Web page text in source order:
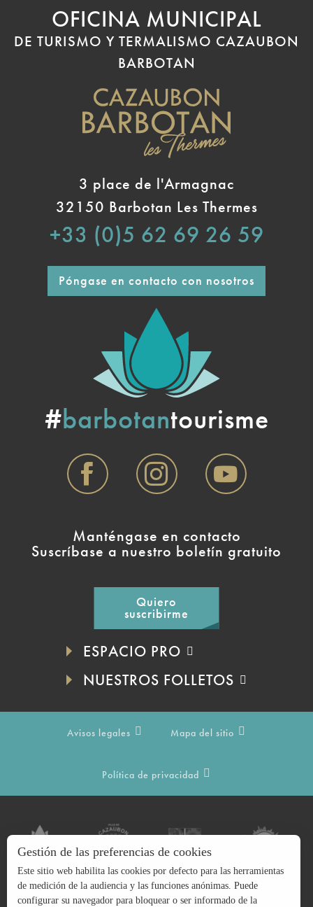
OFICINA MUNICIPAL
DE TURISMO Y TERMALISMO CAZAUBON
BARBOTAN
3 place de l'Armagnac
32150 Barbotan Les Thermes
+33 (0)5 62 69 26 59
Póngase en contacto con nosotros
#barbotantourisme
Manténgase en contacto
Suscríbase a nuestro boletín gratuito
Quiero
suscribirme
ESPACIO PRO
NUESTROS FOLLETOS
Avisos legales Mapa del sitio
Política de privacidad
Gestión de las preferencias de cookies
Este sitio web habilita las cookies por defecto para las herramientas
de medición de la audiencia y las funciones anónimas. Puede
configurar su navegador para bloquear o ser informado de la